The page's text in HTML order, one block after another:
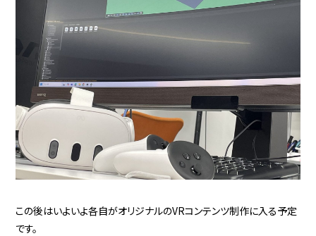
この後はいよいよ各自がオリジナルのVRコンテンツ制作に入る予定
です。